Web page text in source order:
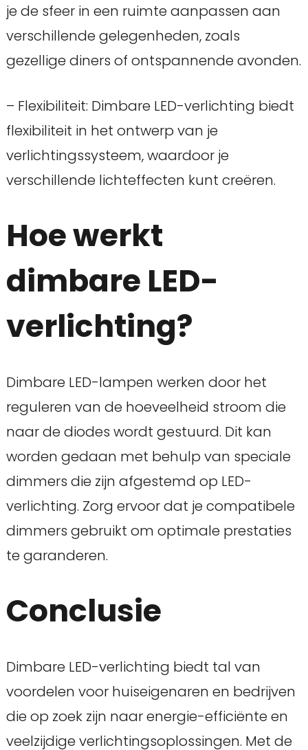
je de sfeer in een ruimte aanpassen aan
verschillende gelegenheden, zoals
gezellige diners of ontspannende avonden.
– Flexibiliteit: Dimbare LED-verlichting biedt
flexibiliteit in het ontwerp van je
verlichtingssysteem, waardoor je
verschillende lichteffecten kunt creëren.
Hoe werkt
dimbare LED-
verlichting?
Dimbare LED-lampen werken door het
reguleren van de hoeveelheid stroom die
naar de diodes wordt gestuurd. Dit kan
worden gedaan met behulp van speciale
dimmers die zijn afgestemd op LED-
verlichting. Zorg ervoor dat je compatibele
dimmers gebruikt om optimale prestaties
te garanderen.
Conclusie
Dimbare LED-verlichting biedt tal van
voordelen voor huiseigenaren en bedrijven
die op zoek zijn naar energie-efficiënte en
veelzijdige verlichtingsoplossingen. Met de